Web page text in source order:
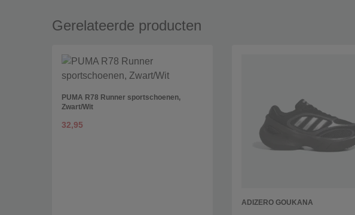
Gerelateerde producten
PUMA R78 Runner sportschoenen,
Zwart/Wit
32,95
ADIZERO GOUKANA